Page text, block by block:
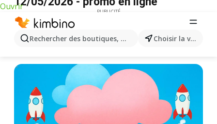
Ouvrir
Rechercher des boutiques, des catégories, des Choisir la ville
PUBLICITÉ